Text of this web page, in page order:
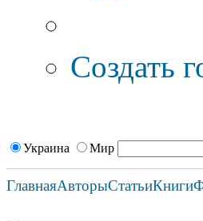
Создать
Украина Мир
ГлавнаяАвторыСтатьиКниги